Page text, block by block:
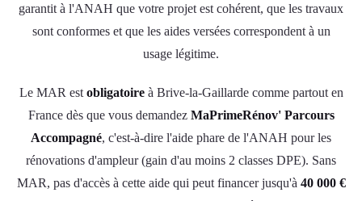
garantit à l'ANAH que votre projet est cohérent, que les travaux
sont conformes et que les aides versées correspondent à un
usage légitime.
Le MAR est obligatoireà Brive-la-Gaillarde comme partout en
France dès que vous demandez MaPrimeRénov' Parcours
Accompagné, c'est-à-dire l'aide phare de l'ANAH pour les
rénovations d'ampleur (gain d'au moins 2 classes DPE). Sans
MAR, pas d'accès à cette aide qui peut financer jusqu'à 40 000 €